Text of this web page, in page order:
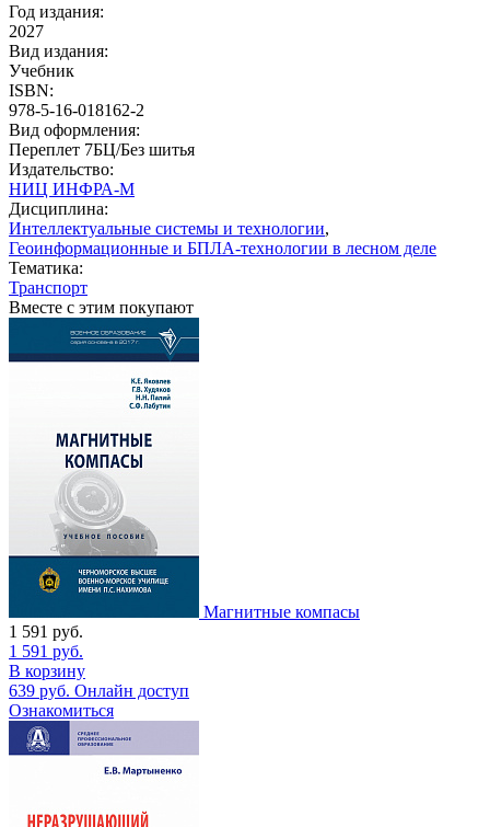
Год издания:
2027
Вид издания:
Учебник
ISBN:
978-5-16-018162-2
Вид оформления:
Переплет 7БЦ/Без шитья
Издательство:
НИЦ ИНФРА-М
Дисциплина:
Интеллектуальные системы и технологии,
Геоинформационные и БПЛА-технологии в лесном деле
Тематика:
Транспорт
Вместе с этим покупают
Магнитные компасы
1 591 руб.
1 591 руб.
В корзину
639 руб. Онлайн доступ
Ознакомиться